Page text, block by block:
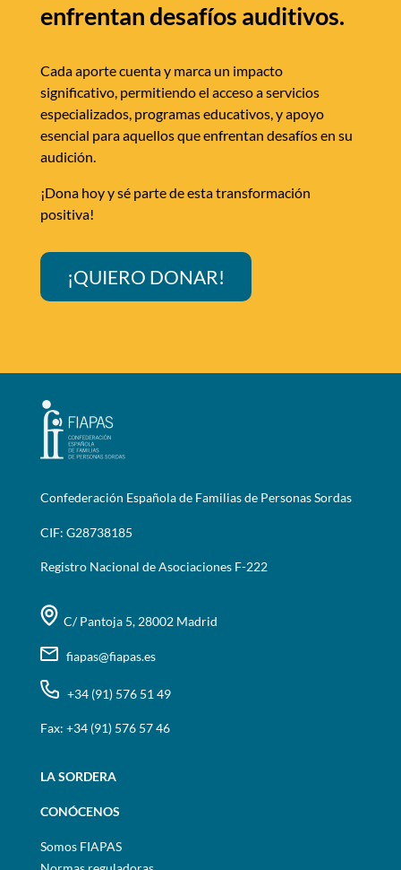
enfrentan desafíos auditivos.
Cada aporte cuenta y marca un impacto
significativo, permitiendo el acceso a servicios
especializados, programas educativos, y apoyo
esencial para aquellos que enfrentan desafíos en su
audición.
¡Dona hoy y sé parte de esta transformación
positiva!
¡QUIERO DONAR!
Confederación Española de Familias de Personas Sordas
CIF: G28738185
Registro Nacional de Asociaciones F-222
C/ Pantoja 5, 28002 Madrid
fiapas@fiapas.es
+34 (91) 576 51 49
Fax: +34 (91) 576 57 46
LA SORDERA
CONÓCENOS
Somos FIAPAS